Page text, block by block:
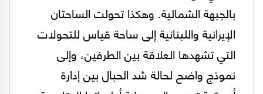
بالجبهة الشمالية. وهكذا تحولت الساحتان
الإيرانية واللبنانية إلى ساحة قياس للتحولات
التي تشهدها العلاقة بين الطرفين، وإلى
نموذج واضح لحالة شد الحبال بين إدارة